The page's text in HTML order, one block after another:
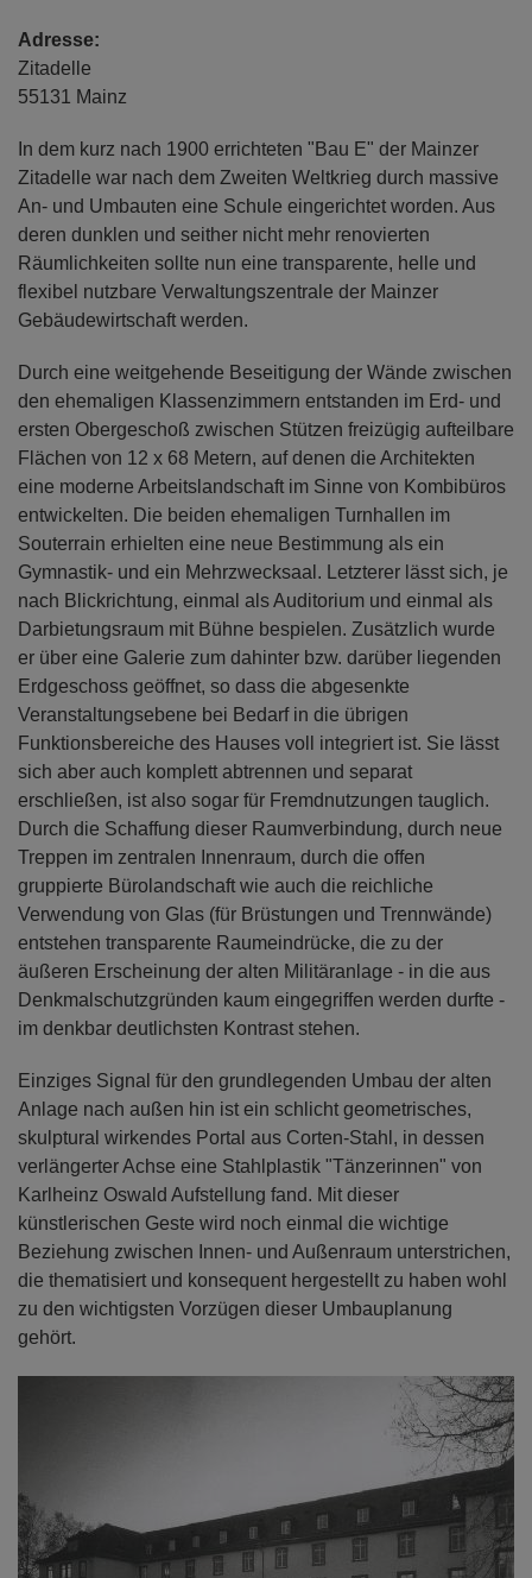
Adresse:
Zitadelle
55131 Mainz
In dem kurz nach 1900 errichteten "Bau E" der Mainzer
Zitadelle war nach dem Zweiten Weltkrieg durch massive
An- und Umbauten eine Schule eingerichtet worden. Aus
deren dunklen und seither nicht mehr renovierten
Räumlichkeiten sollte nun eine transparente, helle und
flexibel nutzbare Verwaltungszentrale der Mainzer
Gebäudewirtschaft werden.
Durch eine weitgehende Beseitigung der Wände zwischen
den ehemaligen Klassenzimmern entstanden im Erd- und
ersten Obergeschoß zwischen Stützen freizügig aufteilbare
Flächen von 12 x 68 Metern, auf denen die Architekten
eine moderne Arbeitslandschaft im Sinne von Kombibüros
entwickelten. Die beiden ehemaligen Turnhallen im
Souterrain erhielten eine neue Bestimmung als ein
Gymnastik- und ein Mehrzwecksaal. Letzterer lässt sich, je
nach Blickrichtung, einmal als Auditorium und einmal als
Darbietungsraum mit Bühne bespielen. Zusätzlich wurde
er über eine Galerie zum dahinter bzw. darüber liegenden
Erdgeschoss geöffnet, so dass die abgesenkte
Veranstaltungsebene bei Bedarf in die übrigen
Funktionsbereiche des Hauses voll integriert ist. Sie lässt
sich aber auch komplett abtrennen und separat
erschließen, ist also sogar für Fremdnutzungen tauglich.
Durch die Schaffung dieser Raumverbindung, durch neue
Treppen im zentralen Innenraum, durch die offen
gruppierte Bürolandschaft wie auch die reichliche
Verwendung von Glas (für Brüstungen und Trennwände)
entstehen transparente Raumeindrücke, die zu der
äußeren Erscheinung der alten Militäranlage - in die aus
Denkmalschutzgründen kaum eingegriffen werden durfte -
im denkbar deutlichsten Kontrast stehen.
Einziges Signal für den grundlegenden Umbau der alten
Anlage nach außen hin ist ein schlicht geometrisches,
skulptural wirkendes Portal aus Corten-Stahl, in dessen
verlängerter Achse eine Stahlplastik "Tänzerinnen" von
Karlheinz Oswald Aufstellung fand. Mit dieser
künstlerischen Geste wird noch einmal die wichtige
Beziehung zwischen Innen- und Außenraum unterstrichen,
die thematisiert und konsequent hergestellt zu haben wohl
zu den wichtigsten Vorzügen dieser Umbauplanung
gehört.